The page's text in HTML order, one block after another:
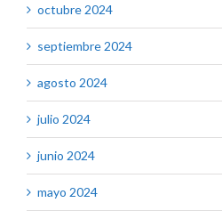
octubre 2024
septiembre 2024
agosto 2024
julio 2024
junio 2024
mayo 2024